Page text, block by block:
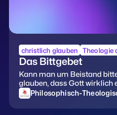
christlich glauben Theologie
Das Bittgebet
Kann man um Beistand
glauben, dass Gott wirklich
handelt? Erfahre mehr über
des Bittgebets – von der
Vaterunser – und finde
Philosophisch-